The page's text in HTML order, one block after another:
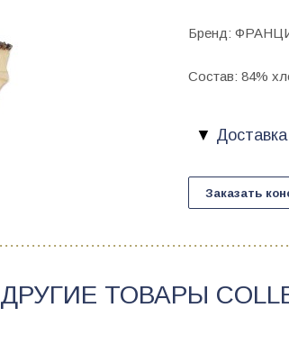
Бренд:
Состав: 84%
Доставка
Заказать
ДРУГИЕ ТОВАРЫ